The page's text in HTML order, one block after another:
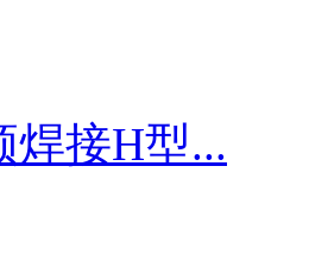
焊接H型...